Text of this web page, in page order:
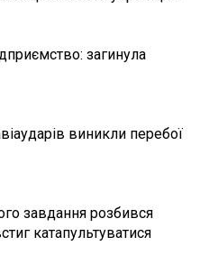
загинула
виникли перебої
завдання розбився
катапультуватися